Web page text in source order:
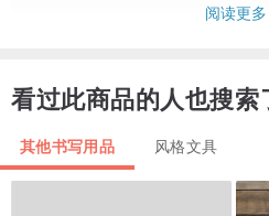
阅读更多
看过此商品的人也搜索
其他书写用品 风格文具